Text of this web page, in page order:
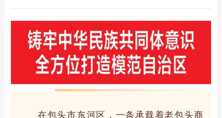
在包头市东河区，一条承载着老包头商